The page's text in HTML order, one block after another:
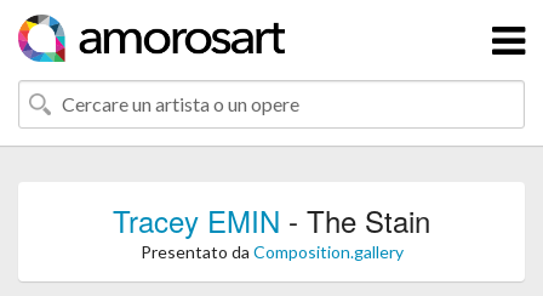
Tracey EMIN - The Stain
Presentato da Composition.gallery